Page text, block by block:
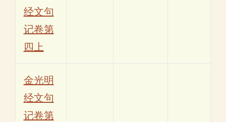
经文句
记卷第
四上
金光明
经文句
记卷第